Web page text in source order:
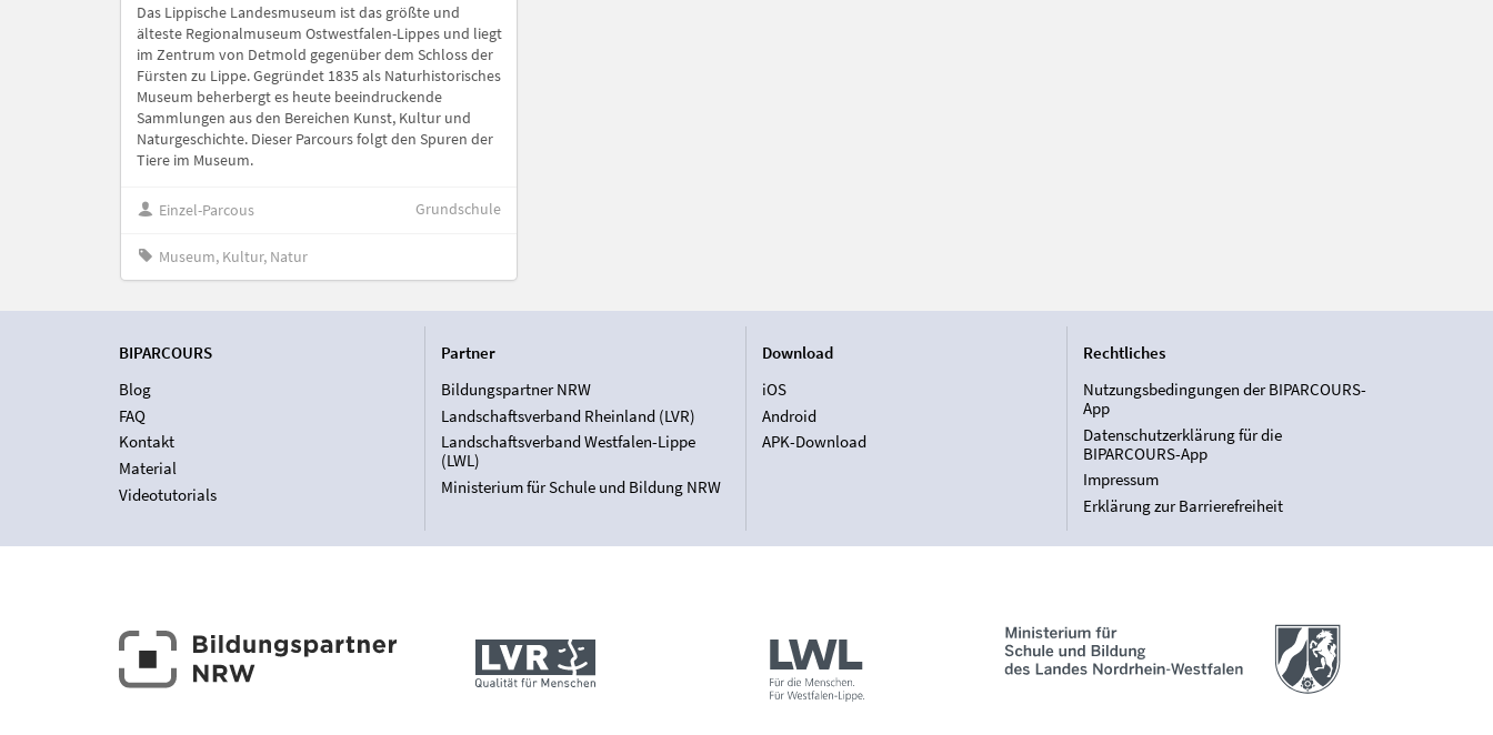
Das Lippische Landesmuseum ist das größte und
älteste Regionalmuseum Ostwestfalen-Lippes und liegt
im Zentrum von Detmold gegenüber dem Schloss der
Fürsten zu Lippe. Gegründet 1835 als Naturhistorisches
Museum beherbergt es heute beeindruckende
Sammlungen aus den Bereichen Kunst, Kultur und
Naturgeschichte. Dieser Parcours folgt den Spuren der
Tiere im Museum.
Einzel-Parcous Grundschule
Museum, Kultur, Natur
BIPARCOURS
Blog
FAQ
Kontakt
Material
Videotutorials
Partner
Bildungspartner NRW
Landschaftsverband Rheinland (LVR)
Landschaftsverband Westfalen-Lippe
(LWL)
Ministerium für Schule und Bildung NRW
Download
iOS
Android
APK-Download
Rechtliches
Nutzungsbedingungen der BIPARCOURS-
App
Datenschutzerklärung für die
BIPARCOURS-App
Impressum
Erklärung zur Barrierefreiheit